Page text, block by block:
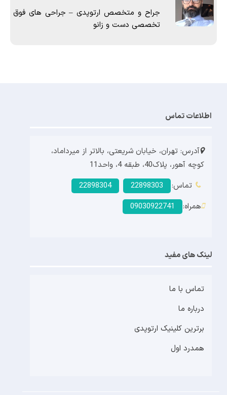
جراح و متخصص ارتوپدی – جراحی های فوق
تخصصی دست و زانو
اطلاعات تماس
آدرس: تهران، خیابان شریعتی، بالاتر از میرداماد،
کوچه آهور، پلاک40، طبقه 4، واحد11
تماس:
22898303
22898304
همراه:
09030922741
لینک های مفید
تماس با ما
درباره ما
برترین کلینیک ارتوپدی
همدرد اول